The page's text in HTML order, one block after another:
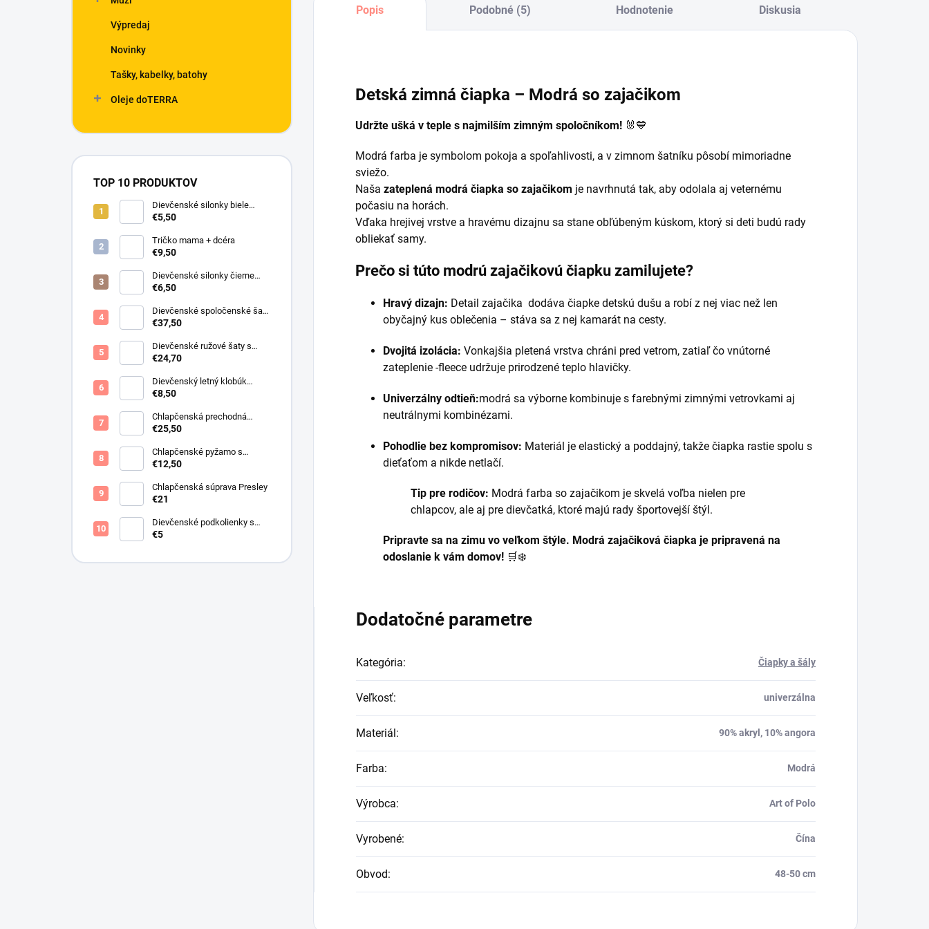
Výpredaj
Novinky
Tašky, kabelky, batohy
Oleje doTERRA
TOP 10 PRODUKTOV
Dievčenské silonky biele
Linda
€5,50
Tričko mama + dcéra
€9,50
Dievčenské silonky čierne
Lurex
€6,50
Dievčenské spoločenské šaty
s bolerkom jemno ružové
€37,50
Dievčenské ružové šaty s
motýlikmi
€24,70
Dievčenský letný klobúk
krémový s perličkami
€8,50
Chlapčenská prechodná
obojstranná bunda khaki
€25,50
Chlapčenské pyžamo s
lietadlami.
€12,50
Chlapčenská súprava Presley
€21
Dievčenské podkolienky s
mašličkou ružové
€5
Popis Podobné (5) Hodnotenie Diskusia
Detská zimná čiapka – Modrá so zajačikom
Udržte ušká v teple s najmilším zimným spoločníkom! 🐰💙
Modrá farba je symbolom pokoja a spoľahlivosti, a v zimnom šatníku pôsobí mimoriadne
sviežo.
Naša zateplená modrá čiapka so zajačikom je navrhnutá tak, aby odolala aj veternému
počasiu na horách.
Vďaka hrejivej vrstve a hravému dizajnu sa stane obľúbeným kúskom, ktorý si deti budú rady
obliekať samy.
Prečo si túto modrú zajačikovú čiapku zamilujete?
Hravý dizajn: Detail zajačika dodáva čiapke detskú dušu a robí z nej viac než len
obyčajný kus oblečenia – stáva sa z nej kamarát na cesty.
Dvojitá izolácia: Vonkajšia pletená vrstva chráni pred vetrom, zatiaľ čo vnútorné
zateplenie -fleece udržuje prirodzené teplo hlavičky.
Univerzálny odtieň:modrá sa výborne kombinuje s farebnými zimnými vetrovkami aj
neutrálnymi kombinézami.
Pohodlie bez kompromisov: Materiál je elastický a poddajný, takže čiapka rastie spolu s
dieťaťom a nikde netlačí.
Tip pre rodičov: Modrá farba so zajačikom je skvelá voľba nielen pre
chlapcov, ale aj pre dievčatká, ktoré majú rady športovejší štýl.
Pripravte sa na zimu vo veľkom štýle. Modrá zajačiková čiapka je pripravená na
odoslanie k vám domov! 🛒❄️
Dodatočné parametre
Kategória: Čiapky a šály
Veľkosť: univerzálna
Materiál: 90% akryl, 10% angora
Farba: Modrá
Výrobca: Art of Polo
Vyrobené: Čína
Obvod: 48-50 cm